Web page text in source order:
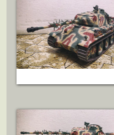
ZOBRAZIT DETAIL